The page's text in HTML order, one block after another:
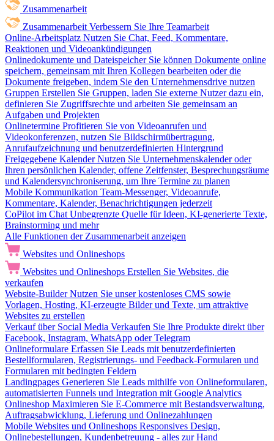
Zusammenarbeit
Zusammenarbeit Verbessern Sie Ihre Teamarbeit
Online-Arbeitsplatz Nutzen Sie Chat, Feed, Kommentare,
Reaktionen und Videoankündigungen
Onlinedokumente und Dateispeicher Sie können Dokumente online
speichern, gemeinsam mit Ihren Kollegen bearbeiten oder die
Dokumente freigeben, indem Sie den Unternehmensdrive nutzen
Gruppen Erstellen Sie Gruppen, laden Sie externe Nutzer dazu ein,
definieren Sie Zugriffsrechte und arbeiten Sie gemeinsam an
Aufgaben und Projekten
Onlinetermine Profitieren Sie von Videoanrufen und
Videokonferenzen, nutzen Sie Bildschirmübertragung,
Anrufaufzeichnung und benutzerdefinierten Hintergrund
Freigegebene Kalender Nutzen Sie Unternehmenskalender oder
Ihren persönlichen Kalender, offene Zeitfenster, Besprechungsräume
und Kalendersynchroniserung, um Ihre Termine zu planen
Mobile Kommunikation Team-Messenger, Videoanrufe,
Kommentare, Kalender, Benachrichtigungen jederzeit
CoPilot im Chat Unbegrenzte Quelle für Ideen, KI-generierte Texte,
Brainstorming und mehr
Alle Funktionen der Zusammenarbeit anzeigen
Websites und Onlineshops
Websites und Onlineshops Erstellen Sie Websites, die
verkaufen
Website-Builder Nutzen Sie unser kostenloses CMS sowie
Vorlagen, Hosting, KI-erzeugte Bilder und Texte, um attraktive
Websites zu erstellen
Verkauf über Social Media Verkaufen Sie Ihre Produkte direkt über
Facebook, Instagram, WhatsApp oder Telegram
Onlineformulare Erfassen Sie Leads mit benutzerdefinierten
Bestellformularen, Registrierungs- und Feedback-Formularen und
Formularen mit bedingten Feldern
Landingpages Generieren Sie Leads mithilfe von Onlineformularen,
automatisierten Funnels und Integration mit Google Analytics
Onlineshop Maximieren Sie E-Commerce mit Bestandsverwaltung,
Auftragsabwicklung, Lieferung und Onlinezahlungen
Mobile Websites und Onlineshops Responsives Design,
Onlinebestellungen, Kundenbetreuung - alles zur Hand